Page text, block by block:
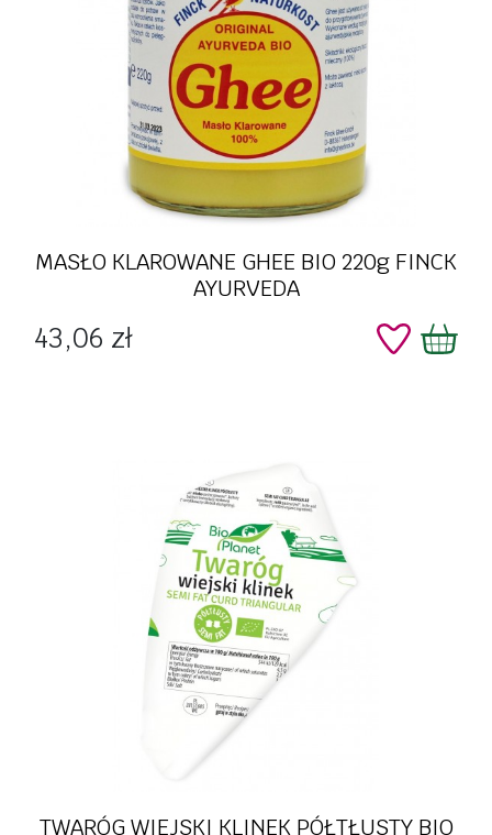
MASŁO KLAROWANE GHEE BIO 220g FINCK
AYURVEDA
Cena
43,06 zł
TWARÓG WIEJSKI KLINEK PÓŁTŁUSTY BIO